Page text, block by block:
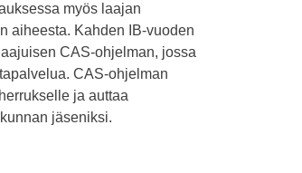
myös laajan
aiheesta. Kahden IB-vuoden
CAS-ohjelman, jossa
CAS-ohjelman
ja auttaa
jäseniksi.